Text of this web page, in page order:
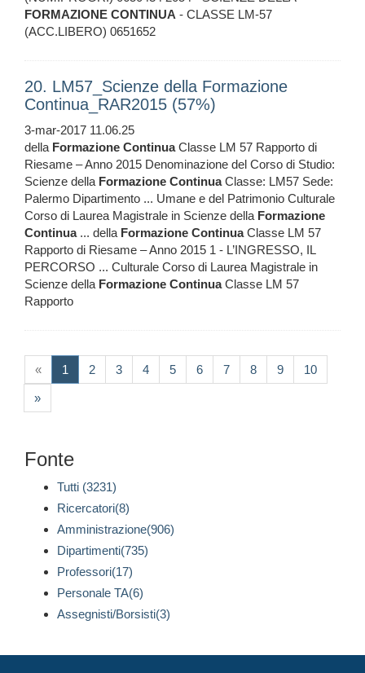
FORMAZIONE CONTINUA - CLASSE LM-57
(ACC.LIBERO) 0651652
20. LM57_Scienze della Formazione
Continua_RAR2015 (57%)
3-mar-2017 11.06.25
della Formazione ContinuaClasse LM 57 Rapporto di
Riesame – Anno 2015 Denominazione del Corso di Studio:
Scienze della Formazione ContinuaClasse: LM57 Sede:
Palermo Dipartimento ... Umane e del Patrimonio Culturale
Corso di Laurea Magistrale in Scienze della Formazione
Continua... della Formazione ContinuaClasse LM 57
Rapporto di Riesame – Anno 2015 1 - L’INGRESSO, IL
PERCORSO ... Culturale Corso di Laurea Magistrale in
Scienze della Formazione ContinuaClasse LM 57
Rapporto
« 1 (current)
2 3 4 5 6 7 8 9 10
»
Fonte
Tutti (3231)
Ricercatori(8)
Amministrazione(906)
Dipartimenti(735)
Professori(17)
Personale TA(6)
Assegnisti/Borsisti(3)